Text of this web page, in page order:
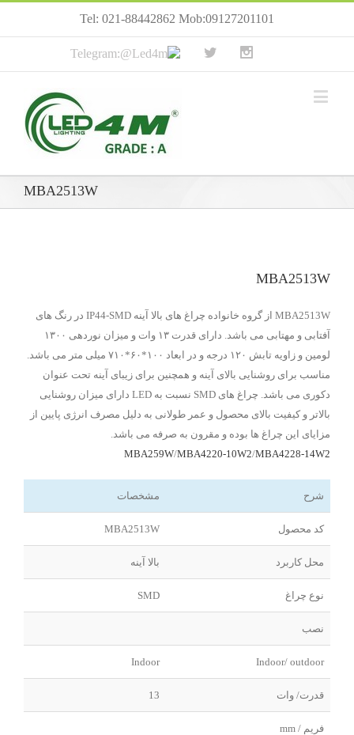
Tel: 021-88442862 Mob:09127201101
MBA2513W
MBA2513W
MBA2513W از گروه خانواده چراغ های بالا آینه IP44-SMD در رنگ های
آفتابی و مهتابی می باشد. دارای قدرت ۱۳ وات و میزان نوردهی ۱۳۰۰
لومین و زاویه تابش ۱۲۰ درجه و در ابعاد ۱۰۰*۶۰*۷۱۰ میلی متر می باشد.
مناسب برای روشنایی بالای آینه و همچنین برای زیبای آینه تحت عنوان
دکوری می باشد. چراغ های SMD نسبت به LED دارای میزان روشنایی
بالاتر و کیفیت بالای محصول و عمر طولانی به دلیل مصرف انرژی پایین از
مزایای این چراغ ها بوده و مقرون به صرفه می باشد.
MBA259W/MBA4220-10W2/MBA4228-14W2
شرح مشخصات
کد محصول MBA2513W
محل کاربرد بالا آینه
نوع چراغ SMD
نصب
Indoor/ outdoor
Indoor
قدرت/ وات 13
فریم / mm